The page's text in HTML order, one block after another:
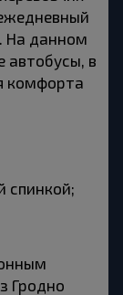
. На данном
автобусы, в
комфорта
спинкой;
Гродно